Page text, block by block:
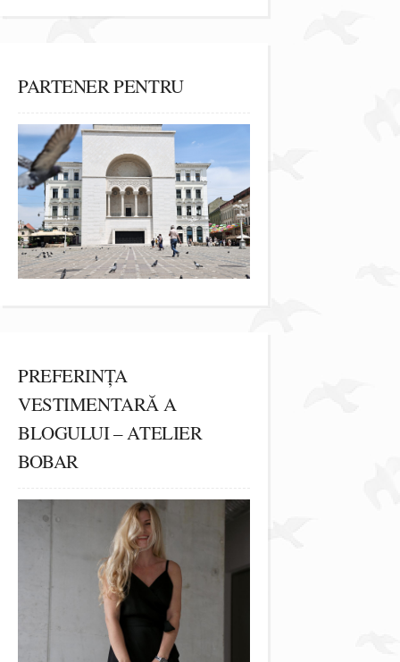
PARTENER PENTRU
PREFERINȚA
VESTIMENTARĂ A
BLOGULUI – ATELIER
BOBAR